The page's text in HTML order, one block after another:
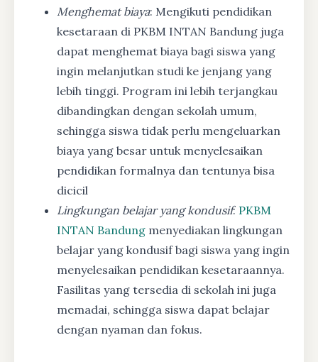
Menghemat biaya: Mengikuti pendidikan
kesetaraan di PKBM INTAN Bandung juga
dapat menghemat biaya bagi siswa yang
ingin melanjutkan studi ke jenjang yang
lebih tinggi. Program ini lebih terjangkau
dibandingkan dengan sekolah umum,
sehingga siswa tidak perlu mengeluarkan
biaya yang besar untuk menyelesaikan
pendidikan formalnya dan tentunya bisa
dicicil
Lingkungan belajar yang kondusif: PKBM
INTAN Bandung menyediakan lingkungan
belajar yang kondusif bagi siswa yang ingin
menyelesaikan pendidikan kesetaraannya.
Fasilitas yang tersedia di sekolah ini juga
memadai, sehingga siswa dapat belajar
dengan nyaman dan fokus.